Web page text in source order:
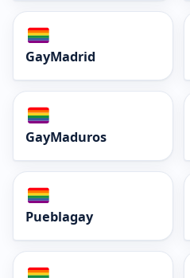
GayMadrid
GayMaduros
Pueblagay